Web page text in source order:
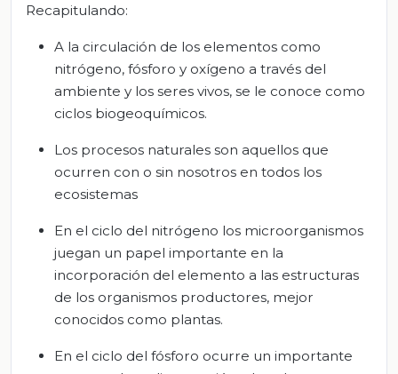
Recapitulando:
A la circulación de los elementos como
nitrógeno, fósforo y oxígeno a través del
ambiente y los seres vivos, se le conoce como
ciclos biogeoquímicos.
Los procesos naturales son aquellos que
ocurren con o sin nosotros en todos los
ecosistemas
En el ciclo del nitrógeno los microorganismos
juegan un papel importante en la
incorporación del elemento a las estructuras
de los organismos productores, mejor
conocidos como plantas.
En el ciclo del fósforo ocurre un importante